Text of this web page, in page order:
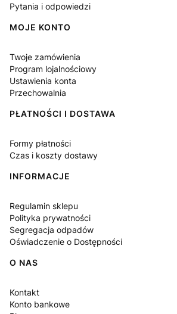
Pytania i odpowiedzi
MOJE KONTO
Twoje zamówienia
Program lojalnościowy
Ustawienia konta
Przechowalnia
PŁATNOŚCI I DOSTAWA
Formy płatności
Czas i koszty dostawy
INFORMACJE
Regulamin sklepu
Polityka prywatności
Segregacja odpadów
Oświadczenie o Dostępności
O NAS
Kontakt
Konto bankowe